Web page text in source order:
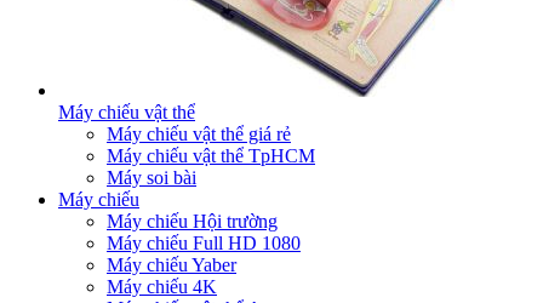
Máy chiếu vật thể
Máy chiếu vật thể giá rẻ
Máy chiếu vật thể TpHCM
Máy soi bài
Máy chiếu
Máy chiếu Hội trường
Máy chiếu Full HD 1080
Máy chiếu Yaber
Máy chiếu 4K